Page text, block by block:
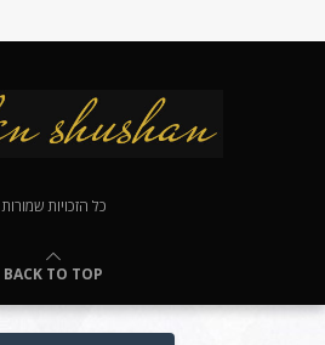
כל הזכויות שמורות
BACK TO TOP